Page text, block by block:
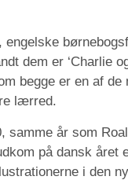
dem er ‘Charlie
begge er en af de
lærred.
samme år som
på dansk året
i den